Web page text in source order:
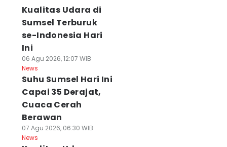
Kualitas Udara di
Sumsel Terburuk
se-Indonesia Hari
Ini
06 Agu 2026, 12:07 WIB
News
Suhu Sumsel Hari Ini
Capai 35 Derajat,
Cuaca Cerah
Berawan
07 Agu 2026, 06:30 WIB
News